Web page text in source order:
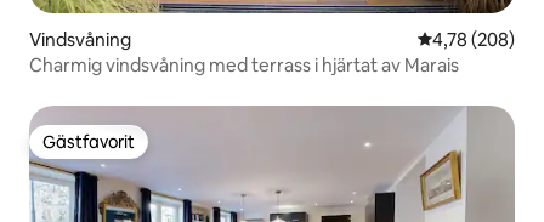
Vindsvåning 4,78 av 5 i
4,78 (208)
Charmig vindsvåning med terrass i hjärtat av Marais
Gästfavorit
Gästfavorit